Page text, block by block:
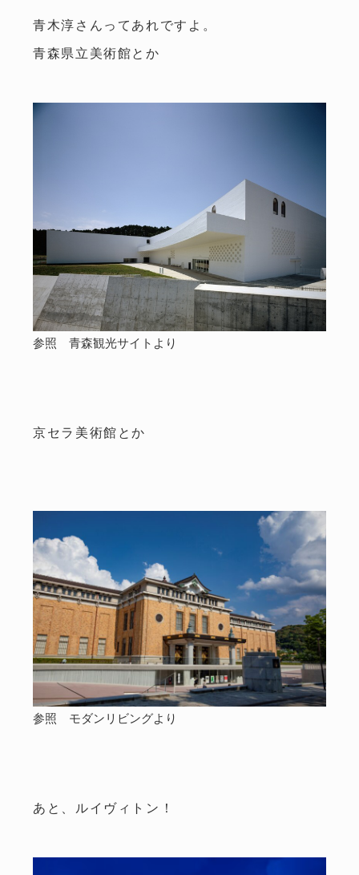
青木淳さんってあれですよ。
青森県立美術館とか
参照 青森観光サイトより
京セラ美術館とか
参照 モダンリビングより
あと、ルイヴィトン！